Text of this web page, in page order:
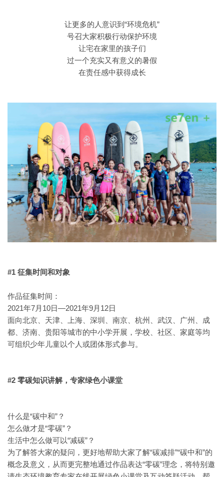
让更多的人意识到“环境危机”
号召大家积极行动保护环境
让宅在家里的孩子们
过一个充实又有意义的暑假
在责任感中获得成长
#1 征集时间和对象
作品征集时间：
2021年7月10日—2021年9月12日
面向北京、天津、上海、深圳、南京、杭州、武汉、广州、成
都、济南、贵阳等城市的中小学开展，学校、社区、家庭等均
可组织少年儿童以个人或团体形式参与。
#2 零碳知识讲解，专家绿色小课堂
什么是“碳中和”？
怎么做才是“零碳”？
生活中怎么做可以“减碳”？
为了解答大家的疑问，更好地帮助大家了解“碳减排”“碳中和”的
概念及意义，从而更完整地通过作品表达“零碳”理念，将特别邀